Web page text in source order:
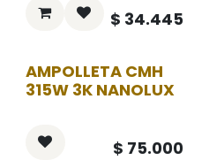
$ 34.445
AMPOLLETA CMH
315W 3K NANOLUX
$ 75.000